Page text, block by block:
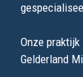
Onze
Gelderland